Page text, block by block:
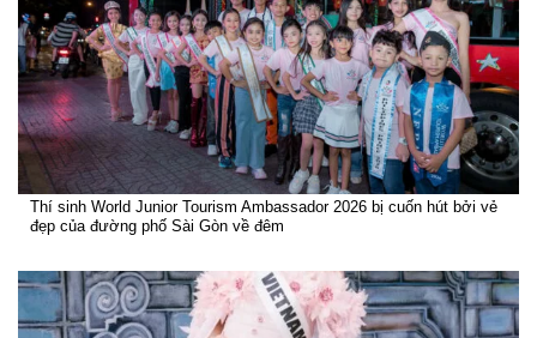
Thí sinh World Junior Tourism Ambassador 2026 bị cuốn hút bởi vẻ
đẹp của đường phố Sài Gòn về đêm